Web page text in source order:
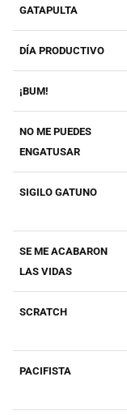
GATAPULTA
DÍA PRODUCTIVO
¡BUM!
NO ME PUEDES
ENGATUSAR
SIGILO GATUNO
SE ME ACABARON
LAS VIDAS
SCRATCH
PACIFISTA